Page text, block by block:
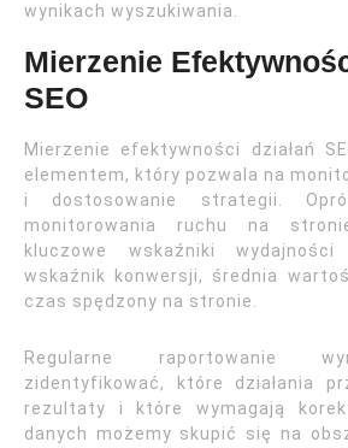
wynikach wyszukiwania.
Mierzenie
SEO
Mierzenie efektywności działań
elementem, który pozwala na
i dostosowanie strategii.
monitorowania ruchu na
kluczowe wskaźniki
wskaźnik konwersji, średnia
czas spędzony na stronie.
Regularne raportowanie
zidentyfikować, które działania
rezultaty i które wymagają
danych możemy skupić się na